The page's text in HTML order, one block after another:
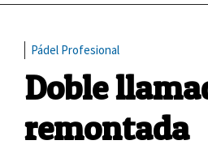
Pádel Profesional
Doble
remontada